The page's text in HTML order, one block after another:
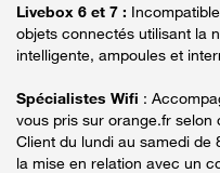
Livebox 6 et 7 :
objets connectés utilisant la
intelligente, ampoules et
Spécialistes Wifi :
vous pris sur orange.fr selon
Client du lundi au samedi de
la mise en relation avec un